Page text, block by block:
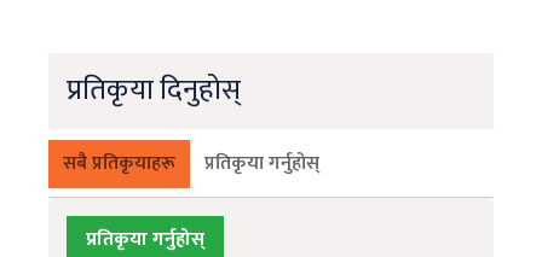
प्रतिकृया दिनुहोस्
सबै प्रतिकृयाहरू प्रतिकृया गर्नुहोस्
प्रतिकृया गर्नुहोस्